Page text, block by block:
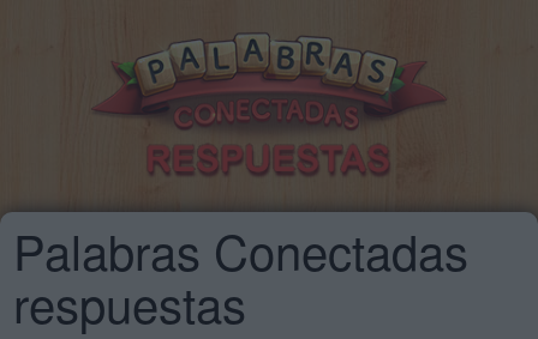
Palabras Conectadas
respuestas